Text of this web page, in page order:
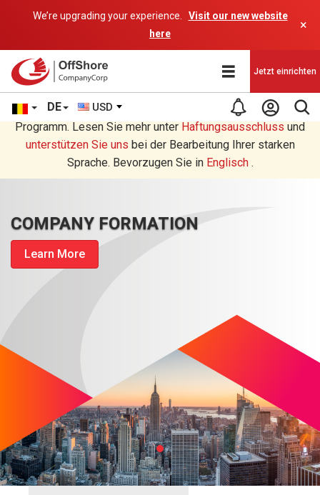
We’re upgrading your experience.
Visit our new website
here
×
DE USD
Jetzt einrichten
Sie lesen eine Deutsche Übersetzung durch ein AI-
Programm. Lesen Sie mehr unter Haftungsausschluss und
unterstützen Sie uns bei der Bearbeitung Ihrer starken
Sprache. Bevorzugen Sie in Englisch.
COMPANY FORMATION
Learn More